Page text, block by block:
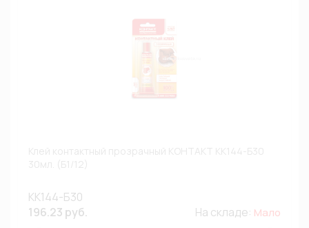
КК144-Б30
196.23 руб.
На складе: Мало